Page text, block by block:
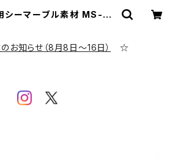
シーマーブル素材 MS-16
お知らせ（8月8日～16日） ☆